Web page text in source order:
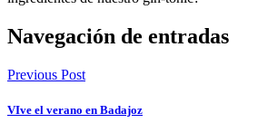
Navegación de entradas
Previous Post
VIve el verano en Badajoz